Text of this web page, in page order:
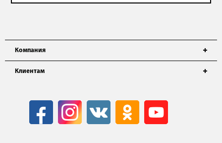
Компания
Клиентам